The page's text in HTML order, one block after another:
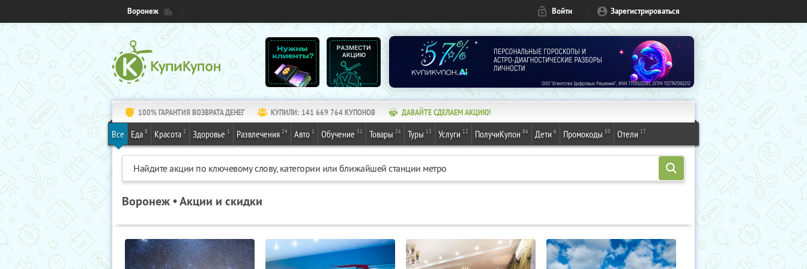
Воронеж Войти Зарегистрироваться
100% ГАРАНТИЯ ВОЗВРАТА ДЕНЕГ КУПИЛИ: 141 669 764КУПОНОВ ДАВАЙТЕ СДЕЛАЕМ АКЦИЮ!
Все Еда 8 Красота 2 Здоровье 1 Развлечения 24 Авто 1 Обучение 31 Товары 26 Туры 13 Услуги 12 ПолучиКупон 86 Дети 6 Промокоды 50 Отели 17
Воронеж • Акции и скидки